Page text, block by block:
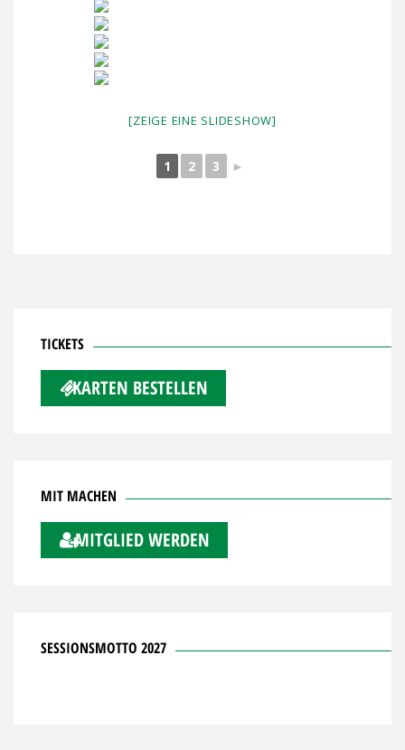
[ZEIGE EINE SLIDESHOW]
1 2 3 ►
TICKETS
KARTEN BESTELLEN
MIT MACHEN
MITGLIED WERDEN
SESSIONSMOTTO 2027